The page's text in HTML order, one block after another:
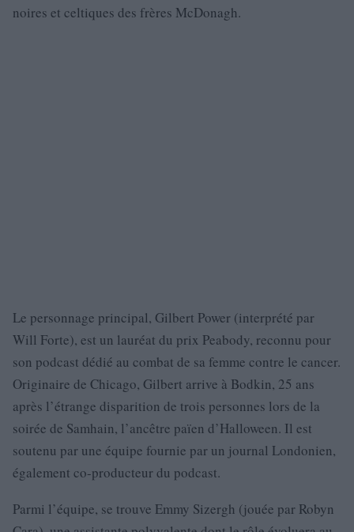
noires et celtiques des frères McDonagh.
Le personnage principal, Gilbert Power (interprété par
Will Forte), est un lauréat du prix Peabody, reconnu pour
son podcast dédié au combat de sa femme contre le cancer.
Originaire de Chicago, Gilbert arrive à Bodkin, 25 ans
après l’étrange disparition de trois personnes lors de la
soirée de Samhain, l’ancêtre païen d’Halloween. Il est
soutenu par une équipe fournie par un journal Londonien,
également co-producteur du podcast.
Parmi l’équipe, se trouve Emmy Sizergh (jouée par Robyn